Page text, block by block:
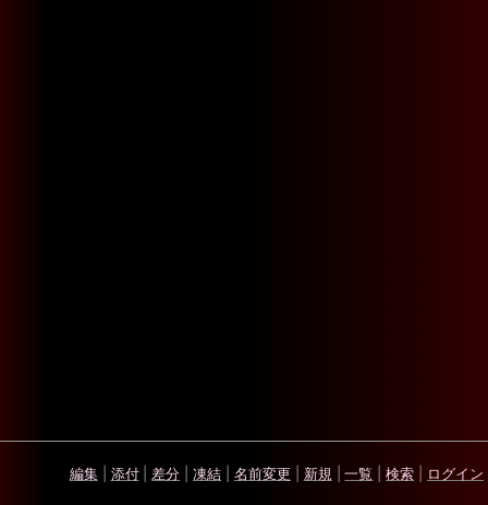
編集 添付 差分 凍結 名前変更 新規 一覧 検索 ログイン